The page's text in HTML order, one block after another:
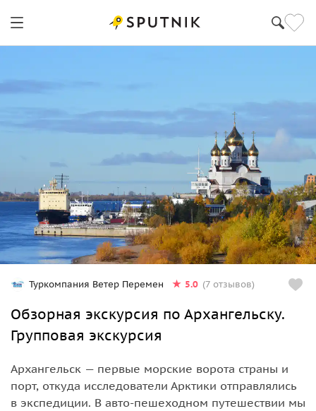
Туркомпания Ветер Перемен 5.0 (7 отзывов)
Обзорная экскурсия по Архангельску.
Групповая экскурсия
Архангельск — первые морские ворота страны и
порт, откуда исследователи Арктики отправлялись
в экспедиции. В авто-пешеходном путешествии мы